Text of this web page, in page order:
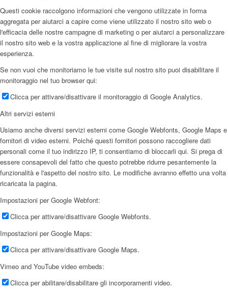
Questi cookie raccolgono informazioni che vengono utilizzate in forma
aggregata per aiutarci a capire come viene utilizzato il nostro sito web o
l'efficacia delle nostre campagne di marketing o per aiutarci a personalizzare
il nostro sito web e la vostra applicazione al fine di migliorare la vostra
esperienza.
Se non vuoi che monitoriamo le tue visite sul nostro sito puoi disabilitare il
monitoraggio nel tuo browser qui:
Clicca per attivare/disattivare il monitoraggio di Google Analytics.
Altri servizi esterni
Usiamo anche diversi servizi esterni come Google Webfonts, Google Maps e
fornitori di video esterni. Poiché questi fornitori possono raccogliere dati
personali come il tuo indirizzo IP, ti consentiamo di bloccarli qui. Si prega di
essere consapevoli del fatto che questo potrebbe ridurre pesantemente la
funzionalità e l'aspetto del nostro sito. Le modifiche avranno effetto una volta
ricaricata la pagina.
Impostazioni per Google Webfont:
Clicca per attivare/disattivare Google Webfonts.
Impostazioni per Google Maps:
Clicca per attivare/disattivare Google Maps.
Vimeo and YouTube video embeds:
Clicca per abilitare/disabilitare gli incorporamenti video.